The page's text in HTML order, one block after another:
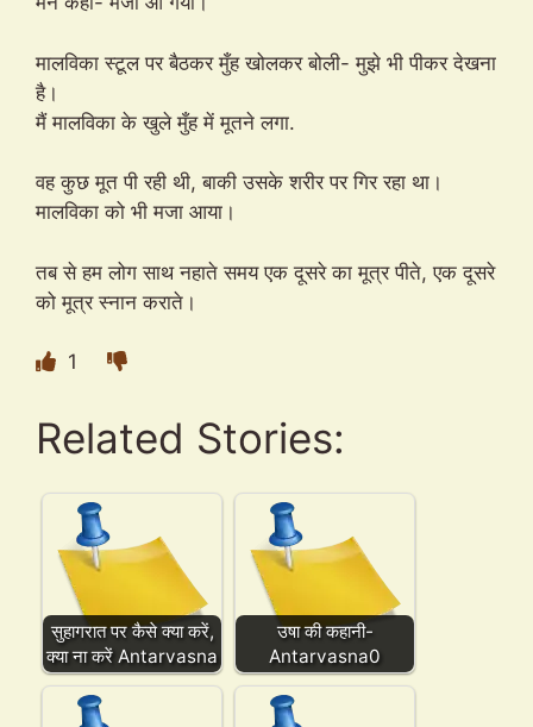
मालविका स्टूल पर बैठकर मुँह खोलकर बोली- मुझे भी पीकर देखना
है।
मैं मालविका के खुले मुँह में मूतने लगा.
वह कुछ मूत पी रही थी, बाकी उसके शरीर पर गिर रहा था।
मालविका को भी मजा आया।
तब से हम लोग साथ नहाते समय एक दूसरे का मूत्र पीते, एक दूसरे
को मूत्र स्नान कराते।
1
Related Stories:
सुहागरात पर कैसे क्या करें,
क्या ना करें Antarvasna
उषा की कहानी-
Antarvasna0